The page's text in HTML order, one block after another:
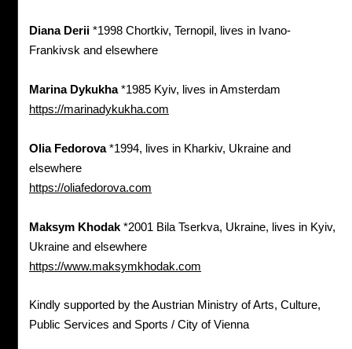
Diana Derii *1998 Chortkiv, Ternopil, lives in Ivano-
Frankivsk and elsewhere
Marina Dykukha*1985 Kyiv, lives in Amsterdam
https://marinadykukha.com
Olia Fedorova*1994, lives in Kharkiv, Ukraine and
elsewhere
https://oliafedorova.com
Maksym Khodak *2001 Bila Tserkva, Ukraine, lives in Kyiv,
Ukraine and elsewhere
https://www.maksymkhodak.com
Kindly supported by the Austrian Ministry of Arts, Culture,
Public Services and Sports / City of Vienna